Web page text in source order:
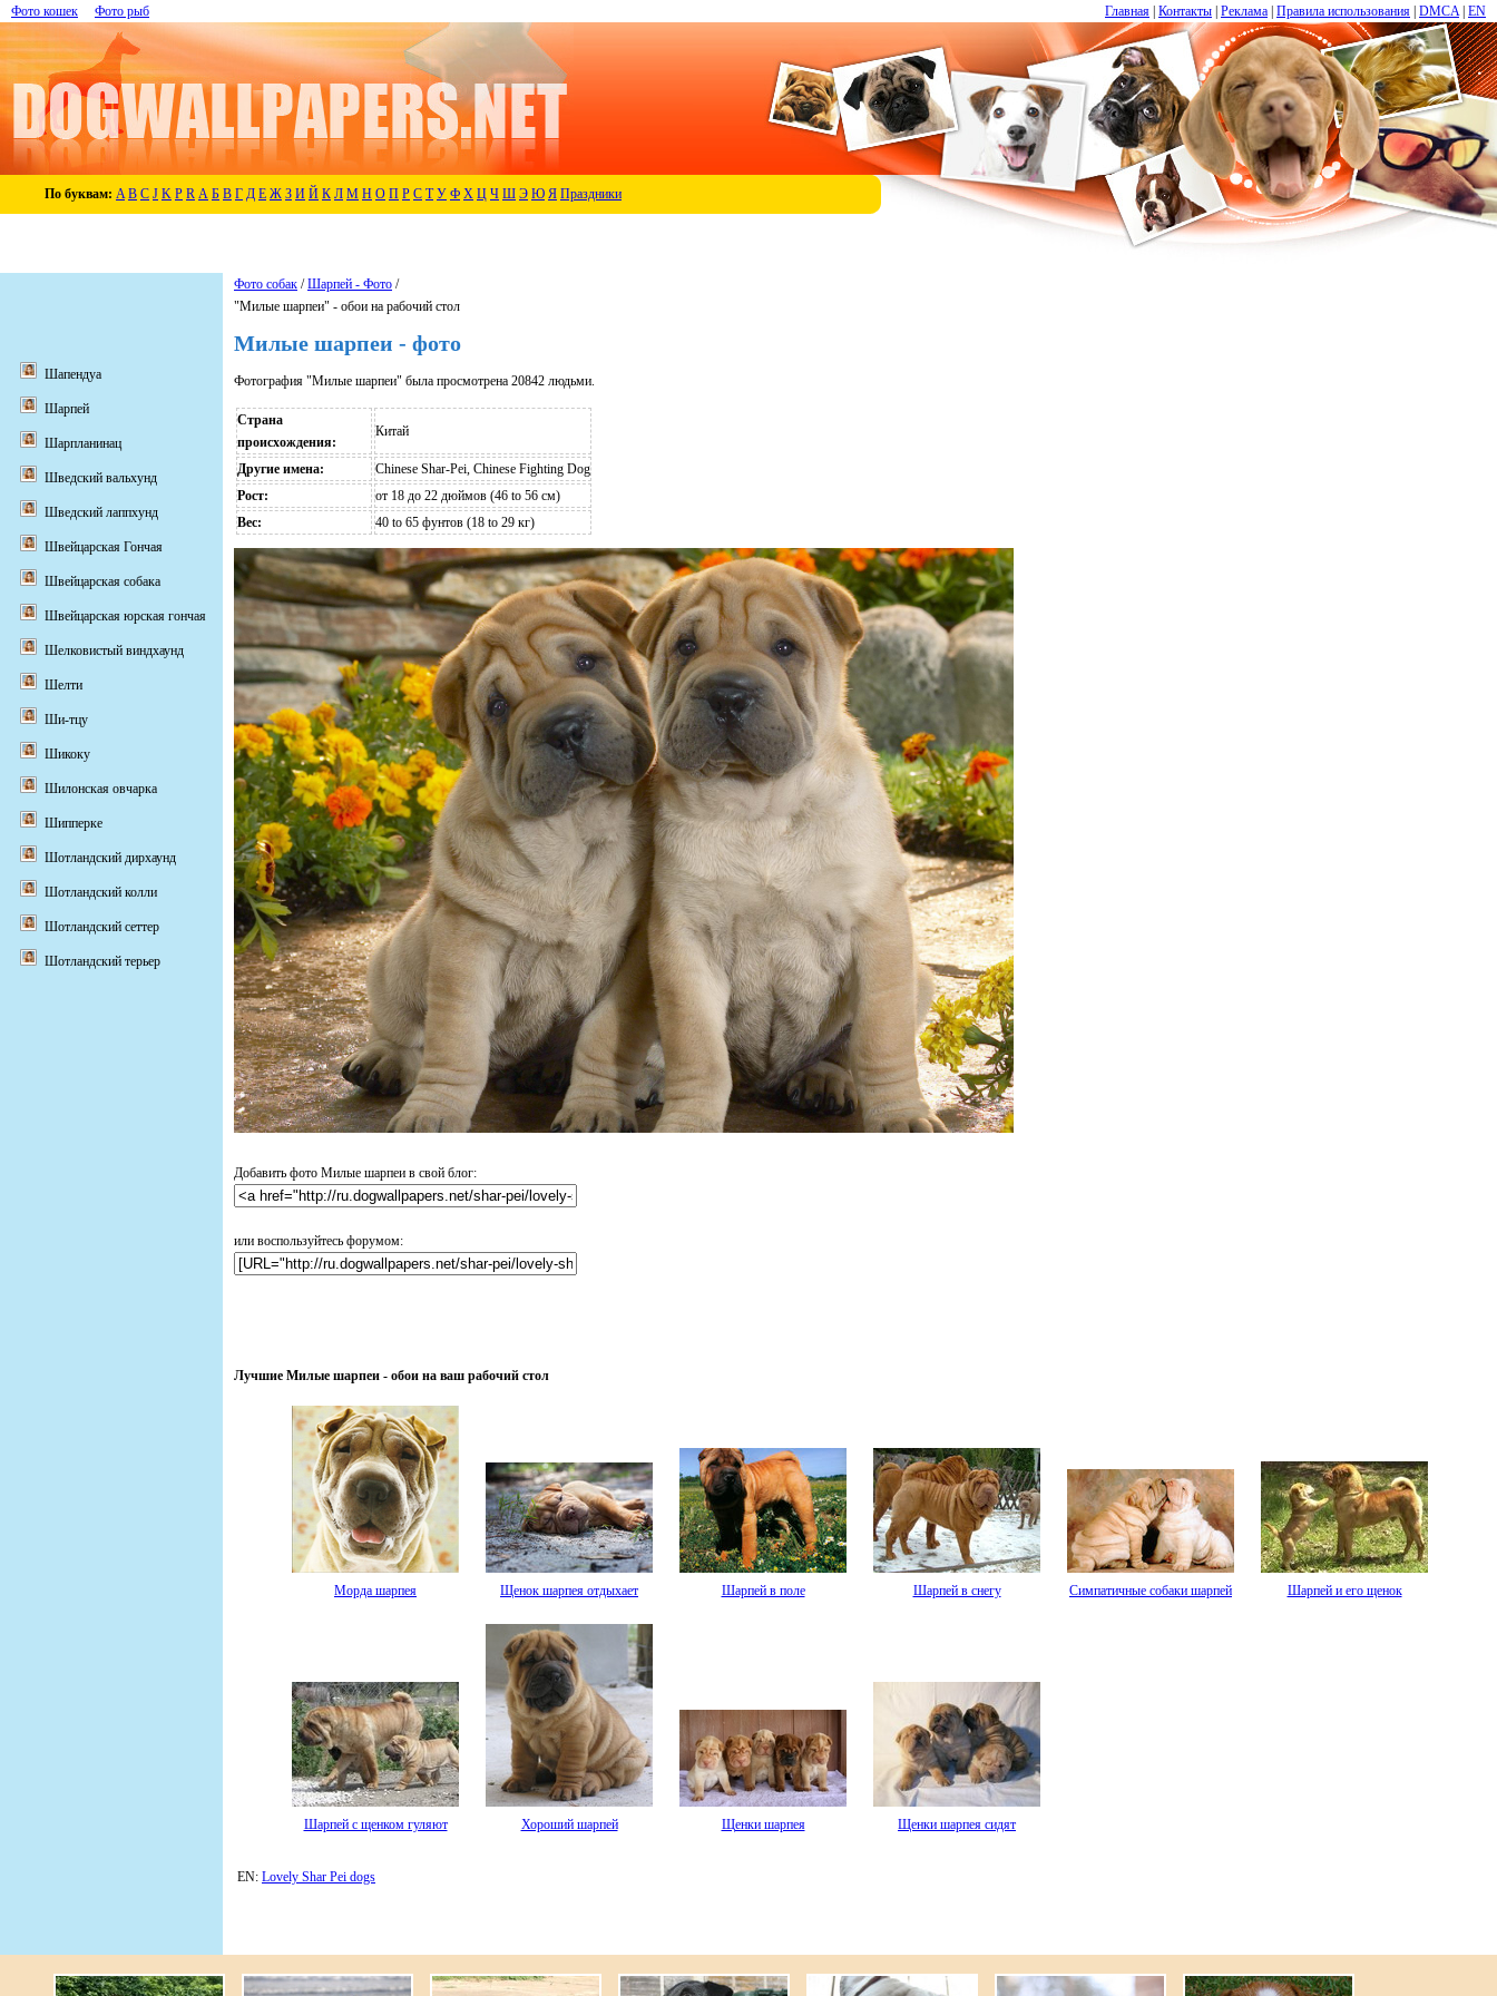
Главная Контакты Реклама Правила использования DMCA EN
Фото кошек Фото рыб
По буквам: A B C J K P R А Б В Г Д Е Ж З И Й К Л М Н О П Р С Т У Ф Х Ц Ч Ш Э Ю Я Праздники
Фото собак /Шарпей - Фото /
"Милые шарпеи" - обои на рабочий стол
Милые шарпеи - фото
Фотография "Милые шарпеи" была просмотрена 20842 людьми.
Страна
происхождения:
Китай
Другие имена:
Chinese Shar-Pei, Chinese Fighting Dog
Рост:
от 18 до 22 дюймов (46 to 56 см)
Вес:
40 to 65 фунтов (18 to 29 кг)
Добавить фото Милые шарпеи в свой блог:
или воспользуйтесь форумом:
Лучшие Милые шарпеи - обои на ваш рабочий стол
Морда шарпея Щенок шарпея отдыхает Шарпей в поле Шарпей в снегу Симпатичные собаки шарпей Шарпей и его щенок
Шарпей с щенком гуляют Хороший шарпей Щенки шарпея Щенки шарпея сидят
EN: Lovely Shar Pei dogs
Шапендуа
Шарпей
Шарпланинац
Шведский вальхунд
Шведский лаппхунд
Швейцарская Гончая
Швейцарская собака
Швейцарская юрская гончая
Шелковистый виндхаунд
Шелти
Ши-тцу
Шикоку
Шилонская овчарка
Шипперке
Шотландский дирхаунд
Шотландский колли
Шотландский сеттер
Шотландский терьер